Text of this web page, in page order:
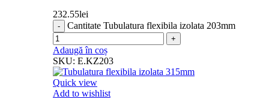
232.55lei
Cantitate Tubulatura flexibila izolata 203mm
Adaugă în coș
SKU: E.KZ203
Quick view
Add to wishlist